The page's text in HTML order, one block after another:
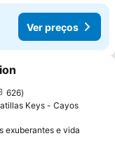
Ver preços
favoritos
626
Keys - Cayos
exuberantes e vida